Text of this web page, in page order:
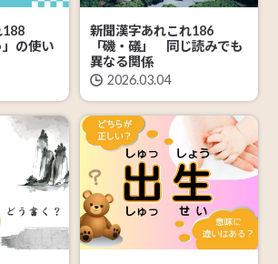
188
」の使い
新聞漢字あれこれ186
「磯・礒」 同じ読みでも
異なる関係
2026.03.04